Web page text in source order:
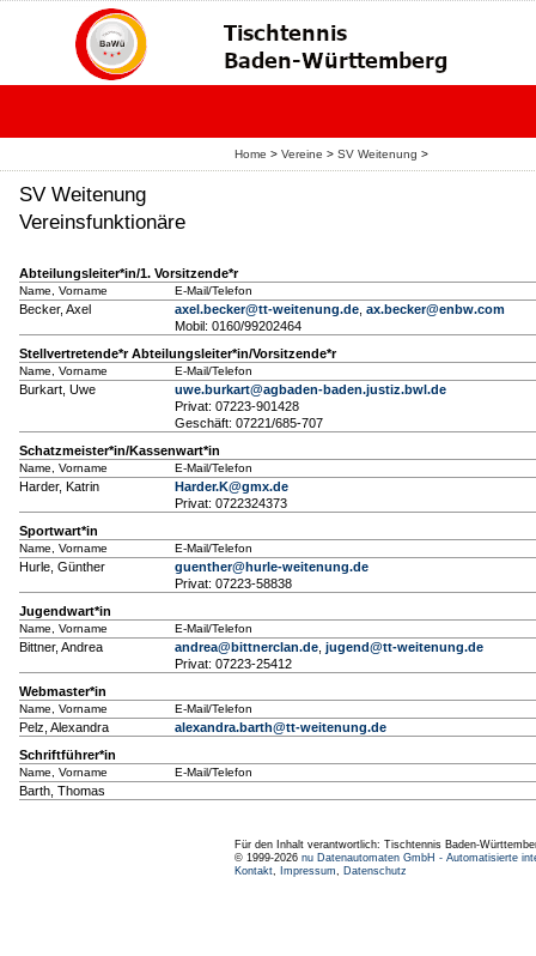
Home > Vereine > SV Weitenung >
SV Weitenung
Vereinsfunktionäre
Abteilungsleiter*in/1. Vorsitzende*r
Name, Vorname E-Mail/Telefon
Becker, Axel axel.becker@tt-weitenung.de ax.becker@enbw.com
Mobil: 0160/99202464
Stellvertretende*r Abteilungsleiter*in/Vorsitzende*r
Name, Vorname E-Mail/Telefon
Burkart, Uwe
uwe.burkart@agbaden-baden.justiz.bwl.de
Privat: 07223-901428
Geschäft: 07221/685-707
Schatzmeister*in/Kassenwart*in
Name, Vorname E-Mail/Telefon
Harder, Katrin
Harder.K@gmx.de
Privat: 0722324373
Sportwart*in
Name, Vorname E-Mail/Telefon
Hurle, Günther
guenther@hurle-weitenung.de
Privat: 07223-58838
Jugendwart*in
Name, Vorname E-Mail/Telefon
Bittner, Andrea andrea@bittnerclan.de jugend@tt-weitenung.de
Privat: 07223-25412
Webmaster*in
Name, Vorname E-Mail/Telefon
Pelz, Alexandra
alexandra.barth@tt-weitenung.de
Schriftführer*in
Name, Vorname E-Mail/Telefon
Barth, Thomas
Für den Inhalt verantwortlich: Tischtennis Baden-
© 1999-2026 nu Datenautomaten GmbH - Automatisierte
Kontakt, Impressum, Datenschutz